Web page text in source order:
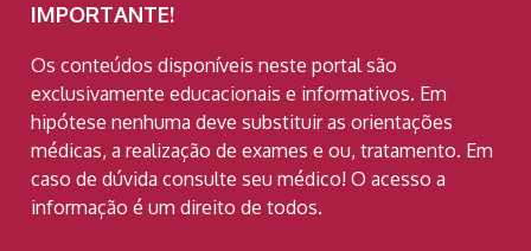
IMPORTANTE!
Os conteúdos disponíveis neste portal são
exclusivamente educacionais e informativos. Em
hipótese nenhuma deve substituir as orientações
médicas, a realização de exames e ou, tratamento. Em
caso de dúvida consulte seu médico! O acesso a
informação é um direito de todos.